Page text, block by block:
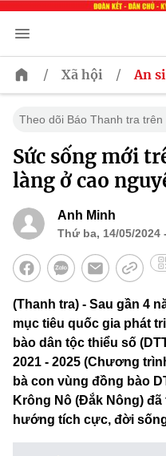
/ Xã hội / An
Theo dõi Báo Thanh tra trên
Sức sống mới
làng ở cao
Anh Minh
Thứ ba, 14/05/2024
(Thanh tra) - Sau gần 4
mục tiêu quốc gia phát
bào dân tộc thiểu số
2021 - 2025 (Chương
bà con vùng đồng bào
Krông Nô (Đắk Nông)
hướng tích cực, đời